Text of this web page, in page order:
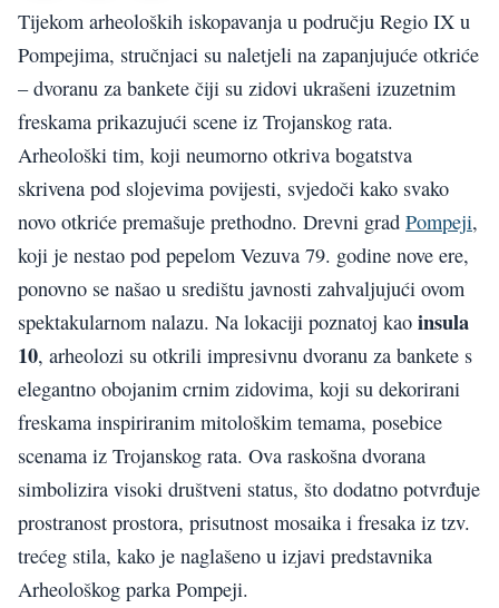
Tijekom arheoloških iskopavanja u području Regio IX u
Pompejima, stručnjaci su naletjeli na zapanjujuće otkriće
– dvoranu za bankete čiji su zidovi ukrašeni izuzetnim
freskama prikazujući scene iz Trojanskog rata.
Arheološki tim, koji neumorno otkriva bogatstva
skrivena pod slojevima povijesti, svjedoči kako svako
novo otkriće premašuje prethodno. Drevni grad Pompeji,
koji je nestao pod pepelom Vezuva 79. godine nove ere,
ponovno se našao u središtu javnosti zahvaljujući ovom
spektakularnom nalazu. Na lokaciji poznatoj kao insula
10, arheolozi su otkrili impresivnu dvoranu za bankete s
elegantno obojanim crnim zidovima, koji su dekorirani
freskama inspiriranim mitološkim temama, posebice
scenama iz Trojanskog rata. Ova raskošna dvorana
simbolizira visoki društveni status, što dodatno potvrđuje
prostranost prostora, prisutnost mosaika i fresaka iz tzv.
trećeg stila, kako je naglašeno u izjavi predstavnika
Arheološkog parka Pompeji.